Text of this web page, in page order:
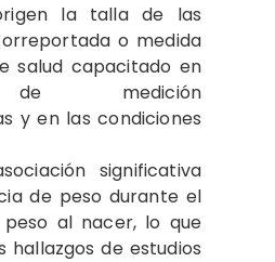
la talla de las
o medida
salud capacitado en
medición
y en las condiciones
significativa
de peso durante el
al nacer, lo que
hallazgos de estudios